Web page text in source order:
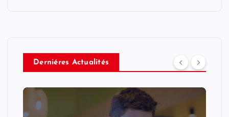
Derniéres Actualités